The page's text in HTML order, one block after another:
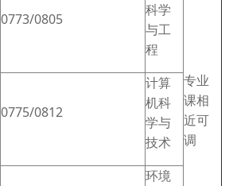
专业
课相
近可
调
0773/0805
科学
与工
程
0775/0812
计算
机科
学与
技术
环境